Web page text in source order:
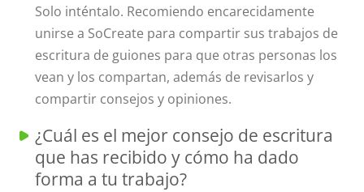
Solo inténtalo. Recomiendo encarecidamente
unirse a SoCreate para compartir sus trabajos de
escritura de guiones para que otras personas los
vean y los compartan, además de revisarlos y
compartir consejos y opiniones.
¿Cuál es el mejor consejo de escritura
que has recibido y cómo ha dado
forma a tu trabajo?